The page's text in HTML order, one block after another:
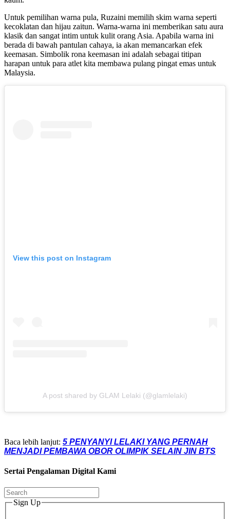
Untuk pemilihan warna pula, Ruzaini memilih skim warna seperti
kecoklatan dan hijau zaitun. Warna-warna ini memberikan satu aura
klasik dan sangat intim untuk kulit orang Asia. Apabila warna ini
berada di bawah pantulan cahaya, ia akan memancarkan efek
keemasan. Simbolik rona keemasan ini adalah sebagai titipan
harapan untuk para atlet kita membawa pulang pingat emas untuk
Malaysia.
View this post on Instagram
A post shared by GLAM Lelaki (@glamlelaki)
Baca lebih lanjut: 5 PENYANYI LELAKI YANG PERNAH
MENJADI PEMBAWA OBOR OLIMPIK SELAIN JIN BTS
Sertai Pengalaman Digital Kami
Sign Up